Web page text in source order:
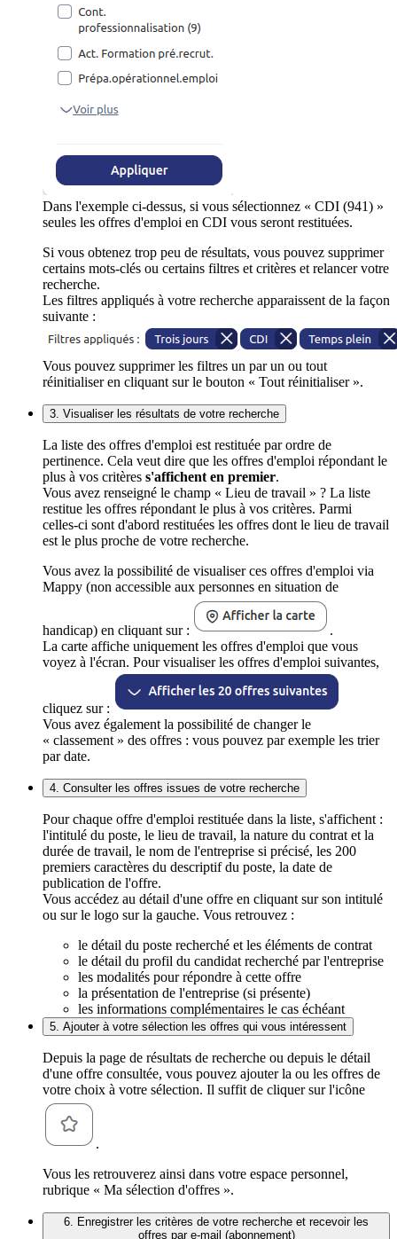
Dans l'exemple ci-dessus, si vous sélectionnez « CDI (941) »
seules les offres d'emploi en CDI vous seront restituées.
Si vous obtenez trop peu de résultats, vous pouvez supprimer
certains mots-clés ou certains filtres et critères et relancer votre
recherche.
Les filtres appliqués à votre recherche apparaissent de la façon
suivante :
Vous pouvez supprimer les filtres un par un ou tout
réinitialiser en cliquant sur le bouton « Tout réinitialiser ».
3. Visualiser les résultats de votre recherche
La liste des offres d'emploi est restituée par ordre de
pertinence. Cela veut dire que les offres d'emploi répondant le
plus à vos critères s'affichent en premier.
Vous avez renseigné le champ « Lieu de travail » ? La liste
restitue les offres répondant le plus à vos critères. Parmi
celles-ci sont d'abord restituées les offres dont le lieu de travail
est le plus proche de votre recherche.
Vous avez la possibilité de visualiser ces offres d'emploi via
Mappy (non accessible aux personnes en situation de
handicap) en cliquant sur :
.
La carte affiche uniquement les offres d'emploi que vous
voyez à l'écran. Pour visualiser les offres d'emploi suivantes,
cliquez sur :
Vous avez également la possibilité de changer le
« classement » des offres : vous pouvez par exemple les trier
par date.
4. Consulter les offres issues de votre recherche
Pour chaque offre d'emploi restituée dans la liste, s'affichent :
l'intitulé du poste, le lieu de travail, la nature du contrat et la
durée de travail, le nom de l'entreprise si précisé, les 200
premiers caractères du descriptif du poste, la date de
publication de l'offre.
Vous accédez au détail d'une offre en cliquant sur son intitulé
ou sur le logo sur la gauche. Vous retrouvez :
le détail du poste recherché et les éléments de contrat
le détail du profil du candidat recherché par l'entreprise
les modalités pour répondre à cette offre
la présentation de l'entreprise (si présente)
les informations complémentaires le cas échéant
5. Ajouter à votre sélection les offres qui vous intéressent
Depuis la page de résultats de recherche ou depuis le détail
d'une offre consultée, vous pouvez ajouter la ou les offres de
votre choix à votre sélection. Il suffit de cliquer sur l'icône
.
Vous les retrouverez ainsi dans votre espace personnel,
rubrique « Ma sélection d'offres ».
6. Enregistrer les critères de votre recherche et recevoir les
offres par e-mail (abonnement)